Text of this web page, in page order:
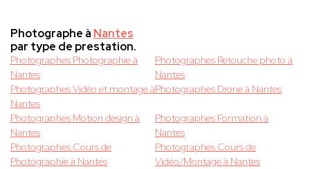
Photographe à Nantes
par type de prestation.
Photographes Photographie à
Nantes
Photographes Retouche photo à
Nantes
Photographes Vidéo et montage à
Nantes
Photographes Drone à Nantes
Photographes Motion design à
Nantes
Photographes Formation à
Nantes
Photographes Cours de
Photographie à Nantes
Photographes Cours de
Vidéo/Montage à Nantes